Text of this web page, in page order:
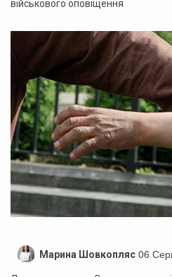
військового оповіщення
Марина Шовкопляс 06